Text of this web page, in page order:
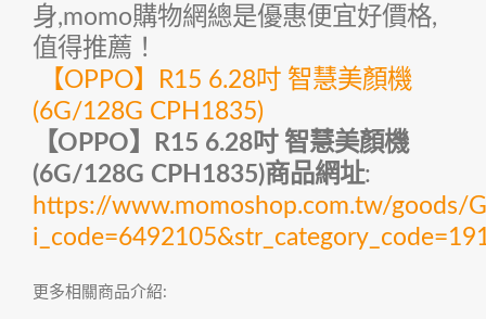
身,momo購物網總是優惠便宜好價格,
值得推薦！
【OPPO】R15 6.28吋 智慧美顏機
(6G/128G CPH1835)
【OPPO】R15 6.28吋 智慧美顏機
(6G/128G CPH1835)商品網址:
https://www.momoshop.com.tw/goods/
更多相關商品介紹: